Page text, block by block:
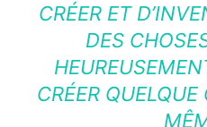
CRÉER ET
DES
CRÉER